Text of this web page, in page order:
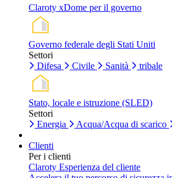
Claroty xDome per il governo
Governo federale degli Stati Uniti
Settori
Difesa
Civile Sanità tribale
Stato, locale e istruzione (SLED)
Settori
Energia
Acqua/Acqua di scarico
Clienti
Per i clienti
Claroty Esperienza del cliente